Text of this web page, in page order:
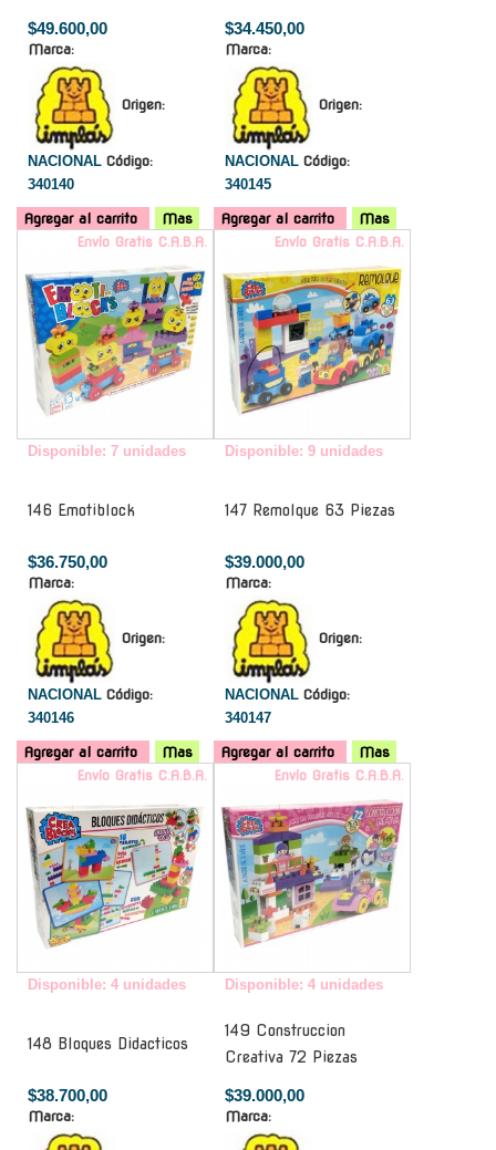
$49.600,00
Marca:
Origen:
NACIONAL Código:
340140
Agregar al carrito Mas
$34.450,00
Marca:
Origen:
NACIONAL Código:
340145
Agregar al carrito
Mas
Envío Gratis C.A.B.A.
Disponible: 7 unidades
146 Emotiblock
$36.750,00
Marca:
Origen:
NACIONAL Código:
340146
Agregar al carrito Mas
Envío Gratis C.A.B.A.
Disponible: 9 unidades
147 Remolque 63 Piezas
$39.000,00
Marca:
Origen:
NACIONAL Código:
340147
Agregar al carrito
Mas
Envío Gratis C.A.B.A.
Disponible: 4 unidades
148 Bloques Didacticos
$38.700,00
Marca:
Envío Gratis C.A.B.A.
Disponible: 4 unidades
149 Construccion
Creativa 72 Piezas
$39.000,00
Marca: